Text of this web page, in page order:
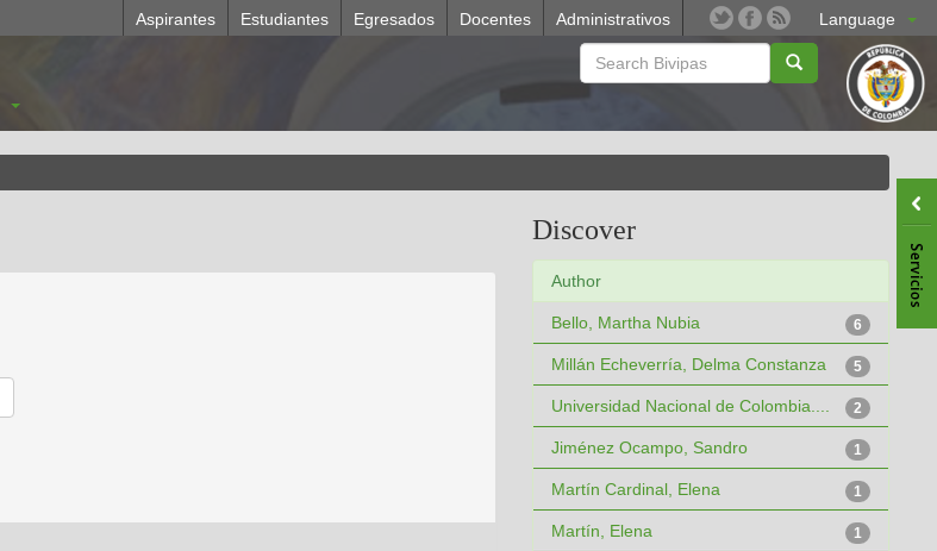
Language
Aspirantes Estudiantes Egresados Docentes Administrativos
Discover
Author
6
Bello, Martha Nubia
5
Millán Echeverría, Delma Constanza
2
Universidad Nacional de Colombia....
1
Jiménez Ocampo, Sandro
1
Martín Cardinal, Elena
1
Martín, Elena